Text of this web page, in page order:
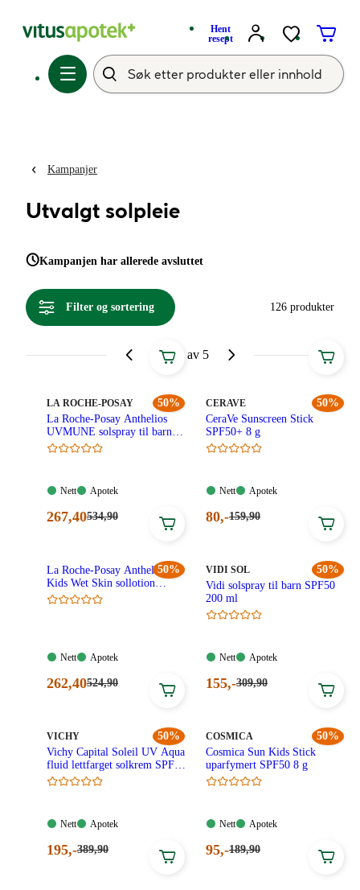
Hent
resept
Kampanjer
Utvalgt solpleie
Kampanjen har allerede avsluttet
Filter og sortering 126 produkter
Side 4 av 5
50%
MERKE:
LA ROCHE-POSAY
La Roche-Posay Anthelios
UVMUNE solspray til barn
SPF50+ 200 ml
Nett:
Nett
Apotek:
Apotek
Nåværende
kroner.
267,40Førpris:
534,90
50%
MERKE:
CERAVE
CeraVe Sunscreen Stick
SPF50+ 8 g
Nett:
Nett
Apotek:
Apotek
Nåværende
kroner.
80,-Førpris:
159,90
50%
La Roche-Posay Anthelios
Kids Wet Skin sollotion
SPF50+ 200 ml
Nett:
Nett
Apotek:
Apotek
Nåværende
kroner.
262,40Førpris:
524,90
50%
MERKE:
VIDI SOL
Vidi solspray til barn SPF50
200 ml
Nett:
Nett
Apotek:
Apotek
Nåværende
kroner.
155,-Førpris:
309,90
50%
MERKE
VICHY
Vichy Capital Soleil UV Aqua
fluid lettfarget solkrem SPF50
50ML
Nett:
Nett
Apotek:
Apotek
Nåværende
195,-Førpris:
389,90
50%
MERKE:
COSMICA
Cosmica Sun Kids Stick
uparfymert SPF50 8 g
Nett:
Nett
Apotek:
Apotek
Nåværende
95,-Førpris:
189,90